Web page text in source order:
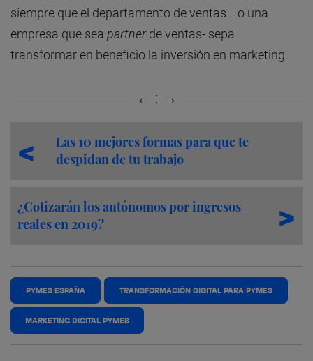
siempre que el departamento de ventas –o una
empresa que sea partnerde ventas- sepa
transformar en beneficio la inversión en marketing.
Las 10 mejores formas para que te
despidan de tu trabajo
¿Cotizarán los autónomos por ingresos
reales en 2019?
PYMES ESPAÑA TRANSFORMACIÓN DIGITAL PARA PYMES
MARKETING DIGITAL PYMES